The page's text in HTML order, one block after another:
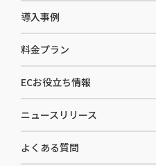
W2 Commerce Asia
EC運用構築支援・運用支援
カスタマーサクセス
セキュリティ
デザイン制作
コンサルティング
選ばれる理由
開発体制
導入事例
導入企業一覧
料金プラン
ECお役立ち情報
お役立ち資料
ニュースリリース
よくある質問